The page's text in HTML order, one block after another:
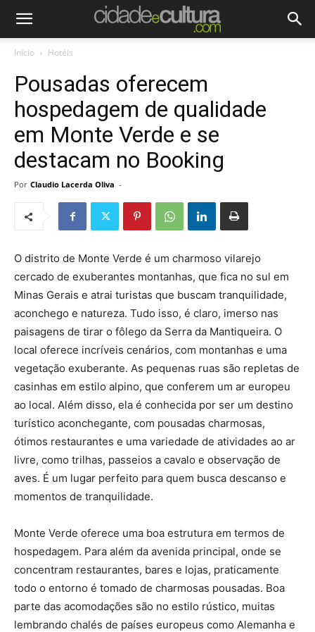
Início Hotéis
Pousadas oferecem
hospedagem de qualidade
em Monte Verde e se
destacam no Booking
Por Claudio Lacerda Oliva -
O distrito de Monte Verde é um charmoso vilarejo
cercado de exuberantes montanhas, que fica no sul em
Minas Gerais e atrai turistas que buscam tranquilidade,
aconchego e natureza. Tudo isso, é claro, imerso nas
paisagens de tirar o fôlego da Serra da Mantiqueira. O
local oferece incríveis cenários, com montanhas e uma
vegetação exuberante. As pequenas ruas são repletas de
casinhas em estilo alpino, que conferem um ar europeu
ao local. Além disso, ela é conhecida por ser um destino
turístico aconchegante, com pousadas charmosas,
ótimos restaurantes e uma variedade de atividades ao ar
livre, como trilhas, passeios a cavalo e observação de
aves. É um lugar perfeito para quem busca descanso e
momentos de tranquilidade.
Monte Verde oferece uma boa estrutura em termos de
hospedagem. Para além da avenida principal, onde se
concentram restaurantes, bares e lojas, praticamente
todo o entorno é tomado de charmosas pousadas. Boa
parte das acomodações são no estilo rústico, muitas
lembrando chalés de países europeus como Alemanha e